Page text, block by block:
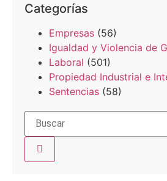
Categorías
Empresas (56)
Igualdad y Violencia de
Laboral (501)
Propiedad Industrial e
Sentencias (58)